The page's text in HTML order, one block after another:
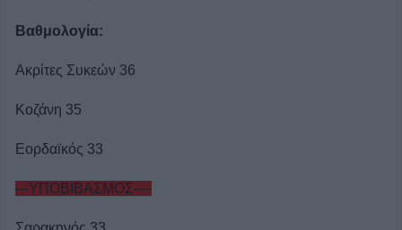
Βαθμολογία:
Ακρίτες Συκεών 36
Κοζάνη 35
Εορδαϊκός 33
---ΥΠΟΒΙΒΑΣΜΟΣ----